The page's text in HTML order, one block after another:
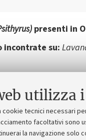
utilizza
tecnici necessari
facoltativi sono
la navigazione solo
presenti in
incontrate su:
marzo